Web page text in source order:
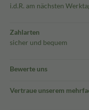
i.d.R. am nächsten
Zahlarten
sicher und bequem
Bewerte uns
Vertraue unserem